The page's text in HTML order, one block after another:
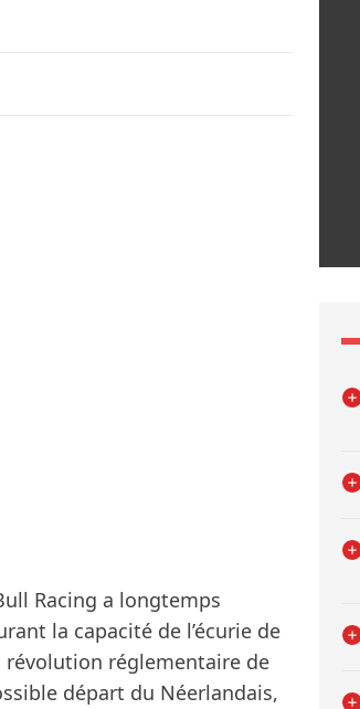
Racing a longtemps
la capacité de l’écurie de
révolution réglementaire de
départ du Néerlandais,